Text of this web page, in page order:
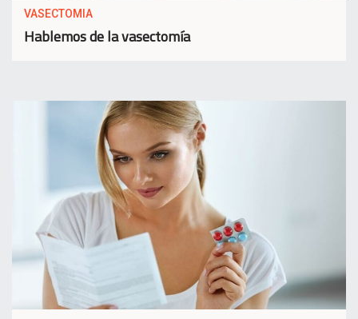
VASECTOMIA
Hablemos de la vasectomía